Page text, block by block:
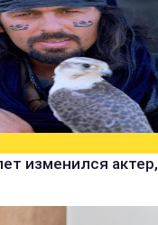
изменился актер,